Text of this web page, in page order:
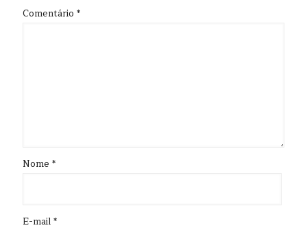
Comentário *
Nome *
E-mail*